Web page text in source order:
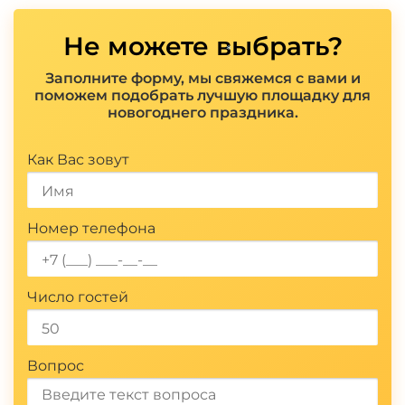
Не можете выбрать?
Заполните форму, мы свяжемся с вами и
поможем подобрать лучшую площадку для
новогоднего праздника.
Как Вас зовут
Номер телефона
Вопрос
Число гостей